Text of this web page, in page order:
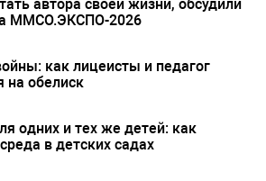
автора своей жизни, обсудили
ММСО.ЭКСПО-2026
как лицеисты и педагог
на обелиск
одних и тех же детей: как
в детских садах